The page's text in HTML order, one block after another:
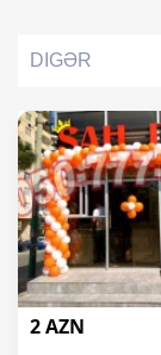
DIGƏR
2 AZN